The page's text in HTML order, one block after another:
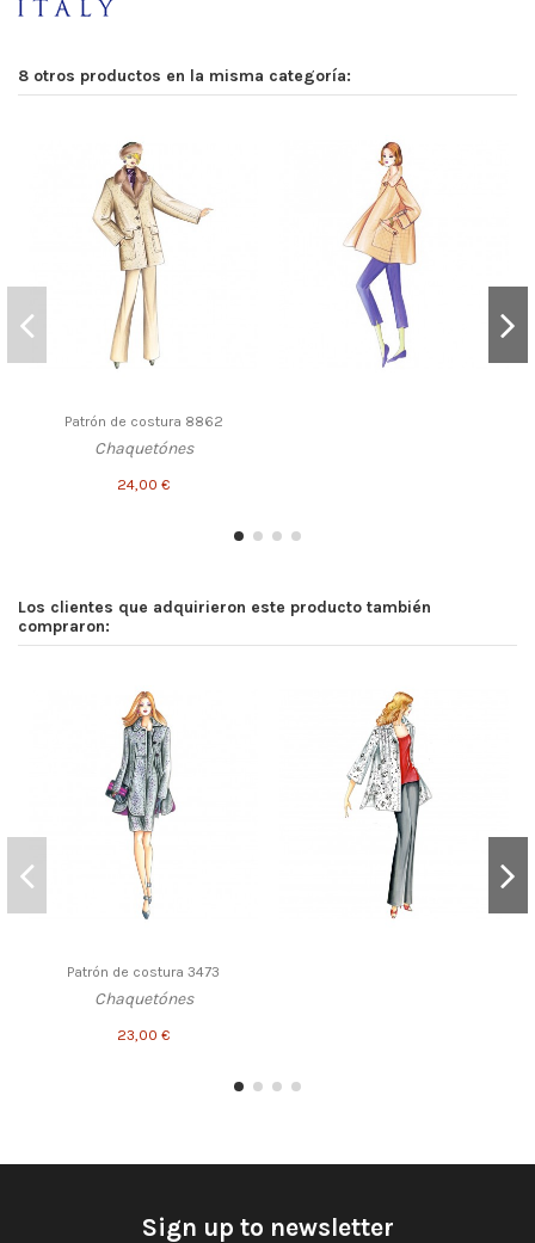
8 otros productos en la misma categoría:
Patrón de costura 8862
Chaquetónes
24,00 €
Los clientes que adquirieron este producto también
compraron:
Patrón de costura 3473
Chaquetónes
23,00 €
Sign up to newsletter